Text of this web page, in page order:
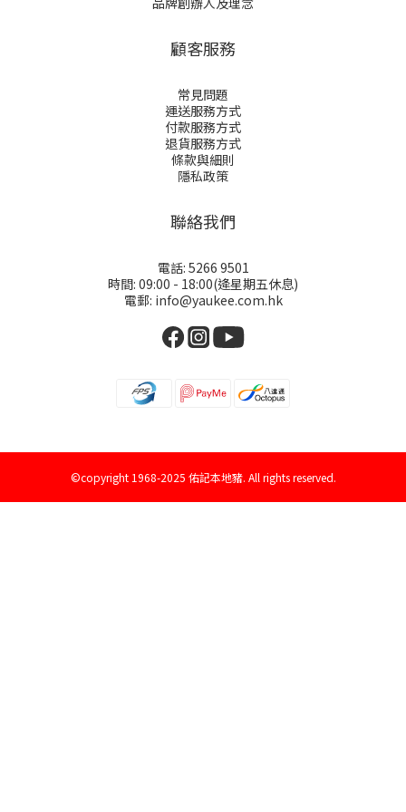
顧客服務
常見問題
運送服務方式
付款服務方式
退貨服務方式
條款與細則
隱私政策
聯絡我們
電話: 5266 9501
時間: 09:00 - 18:00(逄星期五休息)
電郵: info@yaukee.com.hk
©copyright 1968-2025 佑記本地豬. All rights reserved.